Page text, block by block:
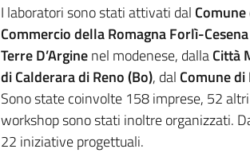
I laboratori sono stati attivati dal
Commercio della Romagna Forlì-
Terre D’Arginenel modenese, dallaCittà
di Calderara di Reno (Bo), dal Comune di
Sono state coinvolte 158 imprese, 52
workshop sono stati inoltre organizzati.
22 iniziative progettuali.